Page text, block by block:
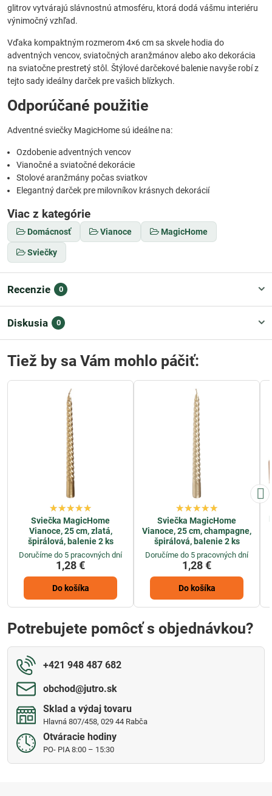
glitrov vytvárajú slávnostnú atmosféru, ktorá dodá vášmu interiéru
výnimočný vzhľad.
Vďaka kompaktným rozmerom 4×6 cm sa skvele hodia do
adventných vencov, sviatočných aranžmánov alebo ako dekorácia
na sviatočne prestretý stôl. Štýlové darčekové balenie navyše robí z
tejto sady ideálny darček pre vašich blízkych.
Odporúčané použitie
Adventné sviečky MagicHome sú ideálne na:
Ozdobenie adventných vencov
Vianočné a sviatočné dekorácie
Stolové aranžmány počas sviatkov
Elegantný darček pre milovníkov krásnych dekorácií
Viac z kategórie
Domácnosť Vianoce MagicHome
Sviečky
Recenzie 0
Diskusia 0
Tiež by sa Vám mohlo páčiť:
Sviečka MagicHome
Vianoce, 25 cm, zlatá,
špirálová, balenie 2 ks
Doručíme do 5 pracovných dní
1,28 €
Do košíka
Sviečka MagicHome
Vianoce, 25 cm, champagne,
špirálová, balenie 2 ks
Doručíme do 5 pracovných dní
1,28 €
Do košíka
Potrebujete pomôcť s objednávkou?
+421 948 487 682
obchod​@jutro​.sk
Sklad a výdaj tovaru
Hlavná 807/458, 029 44 Rabča
Otváracie hodiny
PO- PIA 8:00 – 15:30